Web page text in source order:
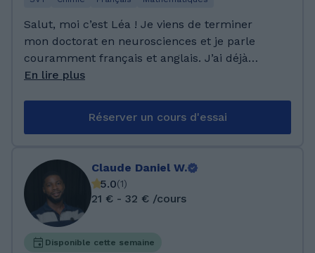
Salut, moi c’est Léa ! Je viens de terminer
mon doctorat en neurosciences et je parle
couramment français et anglais. J’ai déjà
accompagné plus de 100 élèves notamment
l'anglais et le français. Mon objectif : te faire
progresser avec confiance et bonne humeur !
Après un master en neurosciences, je finalise
actuellement un doctorat à l’Université
d’Amsterdam. J’ai enseigné la biophysique et
la biologie à l’université, et en ligne j’aide
En lire plus
Réserver un cours d'essai
Claude Daniel W.
5.0(1)
21 € - 32 € /cours
Disponible cette semaine